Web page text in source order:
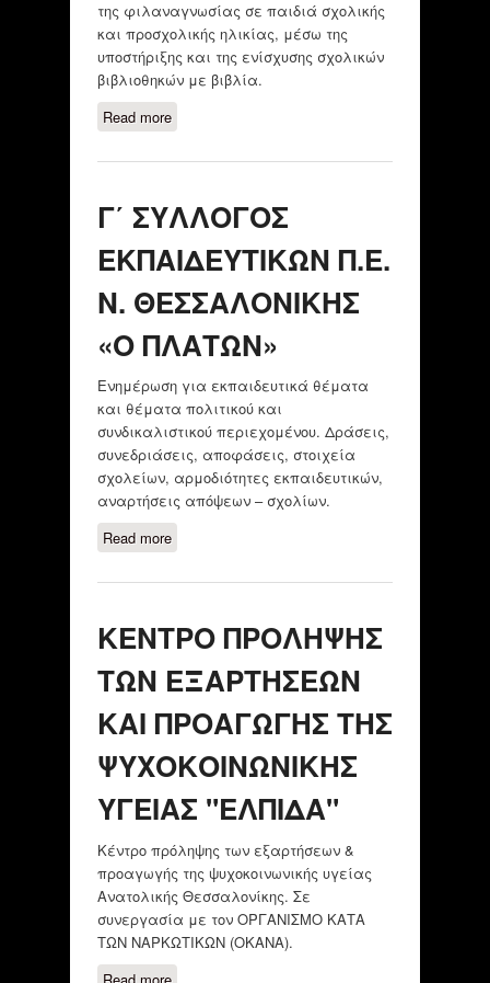
της φιλαναγνωσίας σε παιδιά σχολικής
και προσχολικής ηλικίας, μέσω της
υποστήριξης και της ενίσχυσης σχολικών
βιβλιοθηκών με βιβλία.
Read moreabout ΑΣΤΙΚΗ ΜΗ ΚΕΡΔΟΣΚΟΠΙΚΗ
Γ΄ ΣΥΛΛΟΓΟΣ
ΕΚΠΑΙΔΕΥΤΙΚΩΝ Π.Ε.
Ν. ΘΕΣΣΑΛΟΝΙΚΗΣ
«Ο ΠΛΑΤΩΝ»
Ενημέρωση για εκπαιδευτικά θέματα
και θέματα πολιτικού και
συνδικαλιστικού περιεχομένου. Δράσεις,
συνεδριάσεις, αποφάσεις, στοιχεία
σχολείων, αρμοδιότητες εκπαιδευτικών,
αναρτήσεις απόψεων – σχολίων.
Read moreabout Γ΄ ΣΥΛΛΟΓΟΣ
ΘΕΣΣΑΛΟΝΙΚΗΣ «Ο ΠΛΑΤΩΝ»
ΚΕΝΤΡΟ ΠΡΟΛΗΨΗΣ
ΤΩΝ ΕΞΑΡΤΗΣΕΩΝ
ΚΑΙ ΠΡΟΑΓΩΓΗΣ ΤΗΣ
ΨΥΧΟΚΟΙΝΩΝΙΚΗΣ
ΥΓΕΙΑΣ "ΕΛΠΙΔΑ"
Κέντρο πρόληψης των εξαρτήσεων &
προαγωγής της ψυχοκοινωνικής υγείας
Ανατολικής Θεσσαλονίκης. Σε
συνεργασία με τον ΟΡΓΑΝΙΣΜΟ ΚΑΤΑ
ΤΩΝ ΝΑΡΚΩΤΙΚΩΝ (ΟΚΑΝΑ).